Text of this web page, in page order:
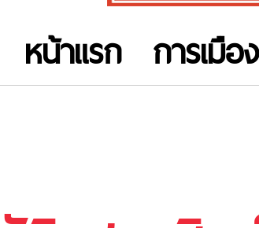
หน้าแรก การเมือง